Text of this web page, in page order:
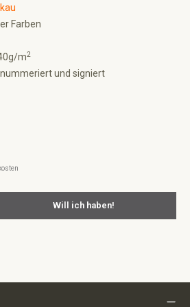
Farben
m2
und signiert
Gib den gewünschten
Will ich haben!